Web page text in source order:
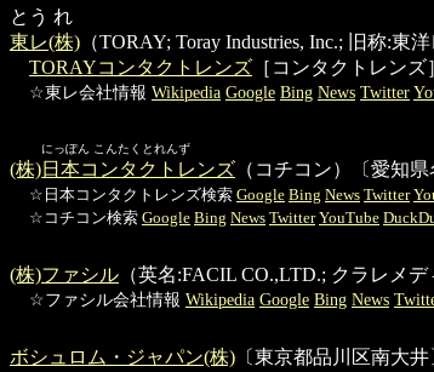
とう れ
東レ(株) （TORAY; Toray Industries, Inc.; 旧称:
TORAYコンタクトレンズ ［コンタクトレンズ
☆東レ会社情報 Wikipedia Google Bing News Twitter
にっぽん こんたくとれんず
(株)日本コンタクトレンズ （コチコン）〔愛知
☆日本コンタクトレンズ検索 Google Bing News Twitter
☆コチコン検索 Google Bing News Twitter YouTube
(株)ファシル （英名:FACIL CO.,LTD.; クラレメ
☆ファシル会社情報 Wikipedia Google Bing News
ボシュロム・ジャパン(株) 〔東京都品川区南大